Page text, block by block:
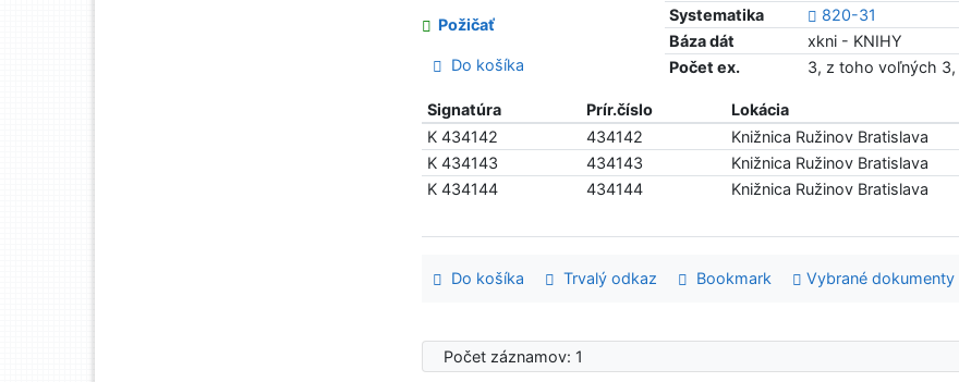
Systematika
820-31
Báza dát
xkni - KNIHY
Počet ex.
3, z toho voľných
Požičať
Do košíka
Signatúra Prír.číslo Lokácia
K 434142
434142 Knižnica Ružinov Bratislava
K 434143
434143 Knižnica Ružinov Bratislava
K 434144
434144 Knižnica Ružinov Bratislava
Do košíka Trvalý odkaz Bookmark Vybrané dokumenty
Počet záznamov: 1